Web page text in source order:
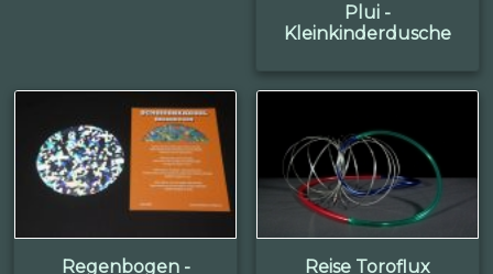
Plui -
Kleinkinderdusche
Regenbogen - Reise Toroflux